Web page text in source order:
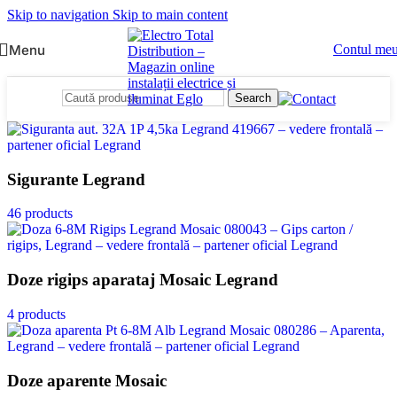
Skip to navigation Skip to main content
Menu Contul
Search
Sigurante Legrand
46 products
Doze rigips aparataj Mosaic Legrand
4 products
Doze aparente Mosaic